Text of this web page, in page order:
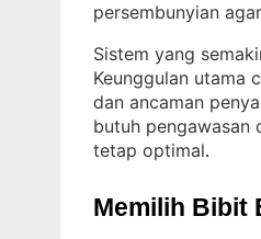
persembunyian
Sistem yang
Keunggulan utama
dan ancaman
butuh pengawasan
tetap optimal.
Memilih Bibit